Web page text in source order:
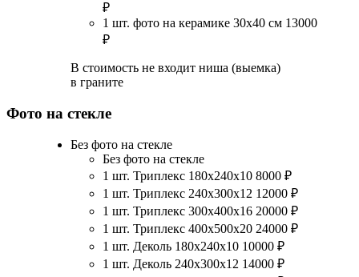
₽
1 шт. фото на керамике 30х40 см 13000
₽
В стоимость не входит ниша (выемка)
в граните
Фото на стекле
Без фото на стекле
Без фото на стекле
1 шт. Триплекс 180х240х10 8000 ₽
1 шт. Триплекс 240х300х12 12000 ₽
1 шт. Триплекс 300х400х16 20000 ₽
1 шт. Триплекс 400х500х20 24000 ₽
1 шт. Деколь 180х240х10 10000 ₽
1 шт. Деколь 240х300х12 14000 ₽